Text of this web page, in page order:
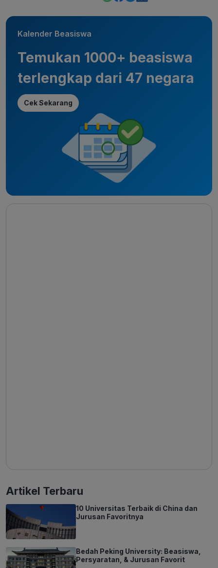
Kalender Beasiswa
Temukan 1000+ beasiswa
terlengkap dari 47 negara
Cek Sekarang
Artikel Terbaru
10 Universitas Terbaik di China dan
Jurusan Favoritnya
Bedah Peking University: Beasiswa,
Persyaratan, & Jurusan Favorit